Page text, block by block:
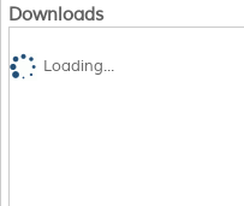
Downloads
Loading...